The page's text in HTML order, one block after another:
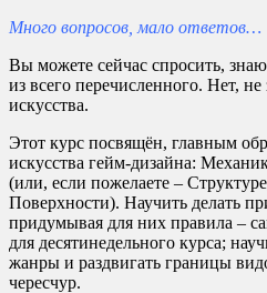
Много вопросов, мало ответов…
Вы можете сейчас спросить, знаю
из всего перечисленного. Нет,
искусства.
Этот курс посвящён, главным
искусства гейм-дизайна:
(или, если пожелаете –
Поверхности). Научить делать
придумывая для них правила –
для десятинедельного курса;
жанры и раздвигать границы
чересчур.